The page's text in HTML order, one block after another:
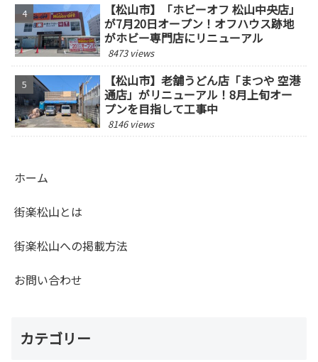
【松山市】「ホビーオフ 松山中央店」
が7月20日オープン！オフハウス跡地
がホビー専門店にリニューアル
8473 views
【松山市】老舗うどん店「まつや 空港
通店」がリニューアル！8月上旬オー
プンを目指して工事中
8146 views
ホーム
街楽松山とは
街楽松山への掲載方法
お問い合わせ
カテゴリー